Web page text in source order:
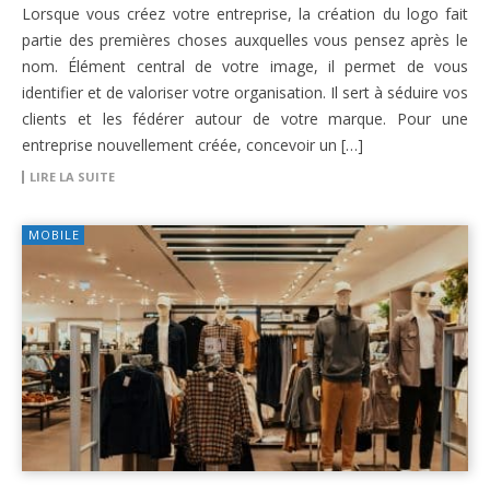
Lorsque vous créez votre entreprise, la création du logo fait
partie des premières choses auxquelles vous pensez après le
nom. Élément central de votre image, il permet de vous
identifier et de valoriser votre organisation. Il sert à séduire vos
clients et les fédérer autour de votre marque. Pour une
entreprise nouvellement créée, concevoir un […]
LIRE LA SUITE
MOBILE